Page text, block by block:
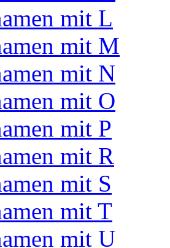
mit L
mit M
mit N
mit O
mit P
mit R
mit S
mit T
mit U